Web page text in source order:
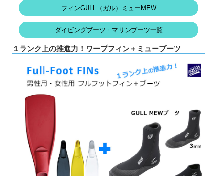
フィンGULL（ガル）ミューMEW
ダイビングブーツ・マリンブーツ一覧
１ランク上の推進力！ワープフィン＋ミューブーツ